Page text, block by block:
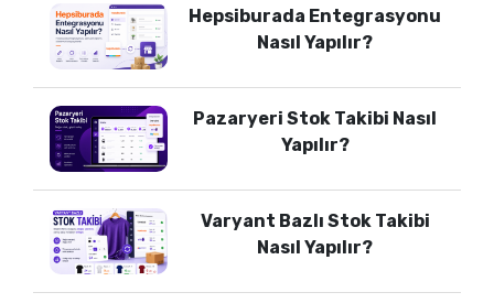
Hepsiburada Entegrasyonu
Nasıl Yapılır?
Pazaryeri Stok Takibi Nasıl
Yapılır?
Varyant Bazlı Stok Takibi
Nasıl Yapılır?